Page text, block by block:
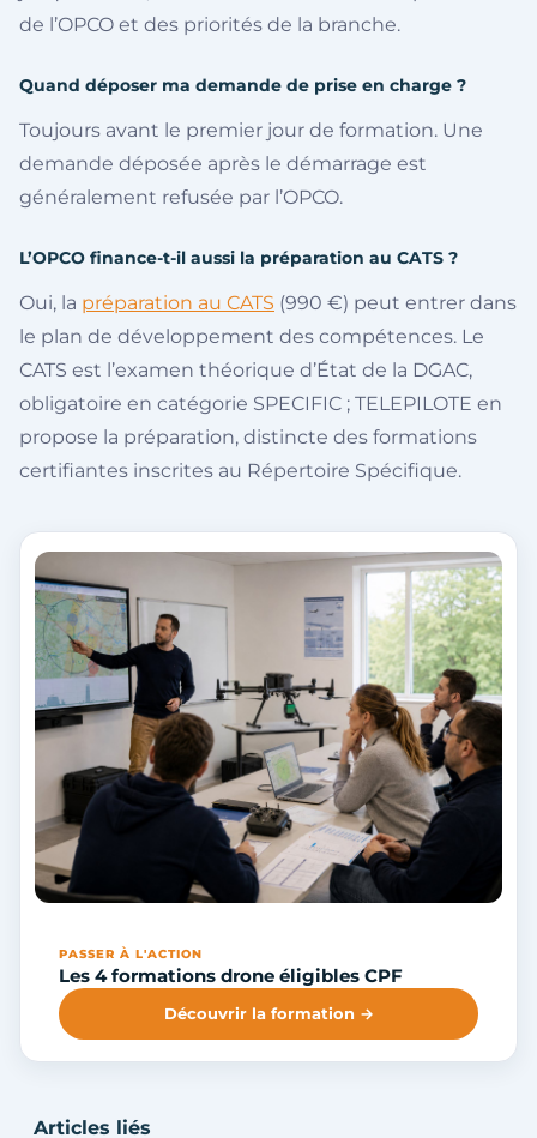
de l’OPCO et des priorités de la branche.
Quand déposer ma demande de prise en charge ?
Toujours avant le premier jour de formation. Une
demande déposée après le démarrage est
généralement refusée par l’OPCO.
L’OPCO finance-t-il aussi la préparation au CATS ?
Oui, la préparation au CATS (990 €) peut entrer dans
le plan de développement des compétences. Le
CATS est l’examen théorique d’État de la DGAC,
obligatoire en catégorie SPECIFIC ; TELEPILOTE en
propose la préparation, distincte des formations
certifiantes inscrites au Répertoire Spécifique.
PASSER À L'ACTION
Les 4 formations drone éligibles CPF
Découvrir la formation →
Articles liés